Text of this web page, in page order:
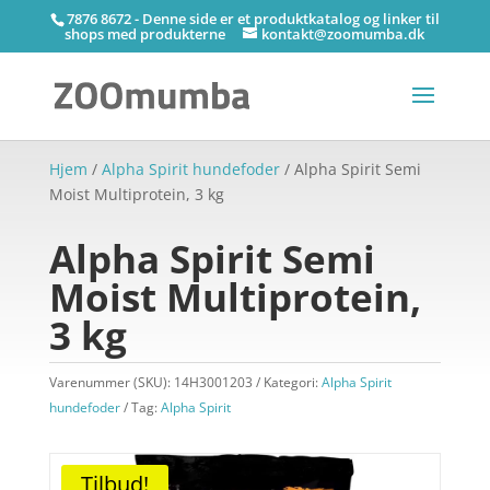
7876 8672 - Denne side er et produktkatalog og linker til
shops med produkterne kontakt@zoomumba.dk
Hjem / Alpha Spirit hundefoder/ Alpha Spirit Semi
Moist Multiprotein, 3 kg
Alpha Spirit Semi
Moist Multiprotein,
3 kg
Varenummer (SKU): 14H3001203 Kategori:Alpha Spirit
hundefoder
Tag:Alpha Spirit
Tilbud!